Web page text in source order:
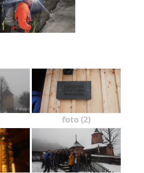
foto (2)